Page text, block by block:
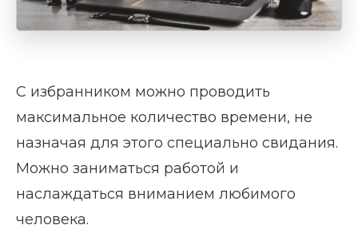
С избранником можно проводить
максимальное количество времени, не
назначая для этого специально свидания.
Можно заниматься работой и
наслаждаться вниманием любимого
человека.